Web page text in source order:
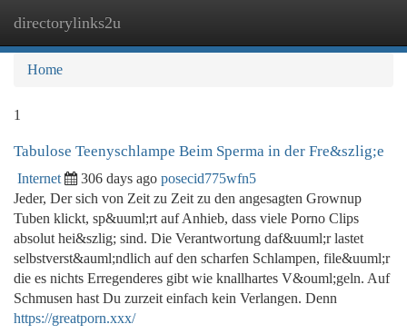
directorylinks2u
Home
1
Tabulose Teenyschlampe Beim Sperma in der Fre&szlig;e
Internet 306 days ago posecid775wfn5
Jeder, Der sich von Zeit zu Zeit zu den angesagten Grownup
Tuben klickt, sp&uuml;rt auf Anhieb, dass viele Porno Clips
absolut hei&szlig; sind. Die Verantwortung daf&uuml;r lastet
selbstverst&auml;ndlich auf den scharfen Schlampen, file&uuml;r
die es nichts Erregenderes gibt wie knallhartes V&ouml;geln. Auf
Schmusen hast Du zurzeit einfach kein Verlangen. Denn
https://greatporn.xxx/